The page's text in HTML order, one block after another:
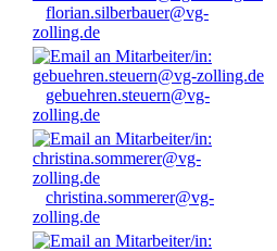
florian.silberbauer@vg-
zolling.de
gebuehren.steuern@vg-
zolling.de
christina.sommerer@vg-
zolling.de